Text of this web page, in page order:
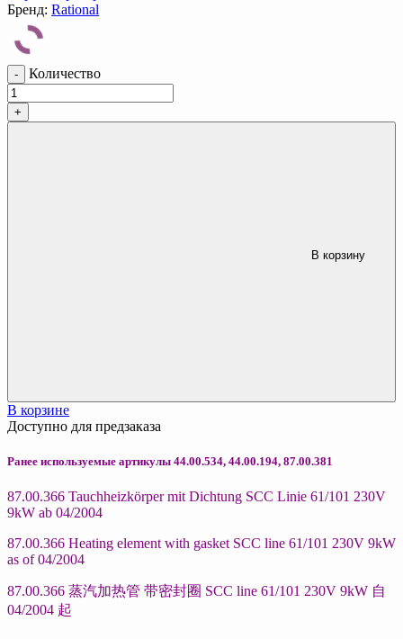
Бренд: Rational
- Количество
+
В корзине
Доступно для предзаказа
Ранее используемые артикулы 44.00.534, 44.00.194, 87.00.381
87.00.366 Tauchheizkörper mit Dichtung SCC Linie 61/101 230V
9kW ab 04/2004
87.00.366 Heating element with gasket SCC line 61/101 230V 9kW
as of 04/2004
87.00.366 蒸汽加热管 带密封圈 SCC line 61/101 230V 9kW 自
04/2004 起